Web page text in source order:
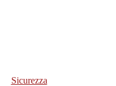
Sicurezza